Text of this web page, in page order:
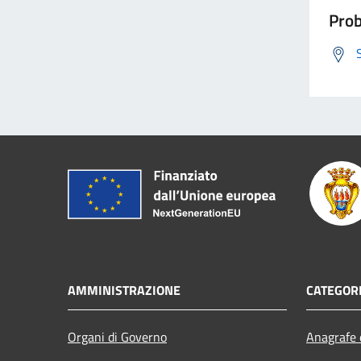
AMMINISTRAZIONE
Organi di Governo